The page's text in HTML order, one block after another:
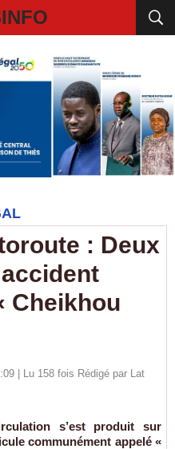
: Deux
Cheikhou
| Lu 158 fois Rédigé par Lat
s’est produit sur
communément appelé «